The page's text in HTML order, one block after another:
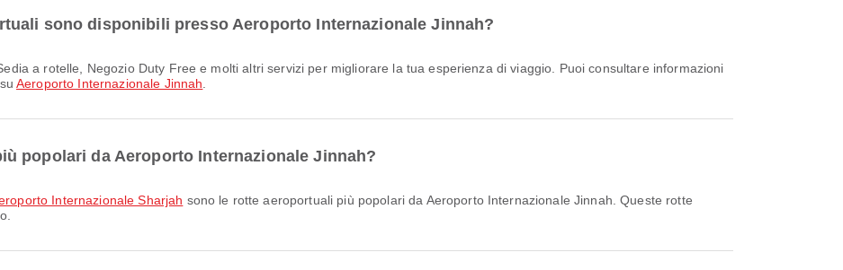
sono disponibili presso Aeroporto Internazionale Jinnah?
Aeroporto Internazionale Jinnah
popolari da Aeroporto Internazionale Jinnah?
Internazionale Sharjah sono le rotte aeroportuali più popolari da Aeroporto Internazionale Jinnah. Queste rotte